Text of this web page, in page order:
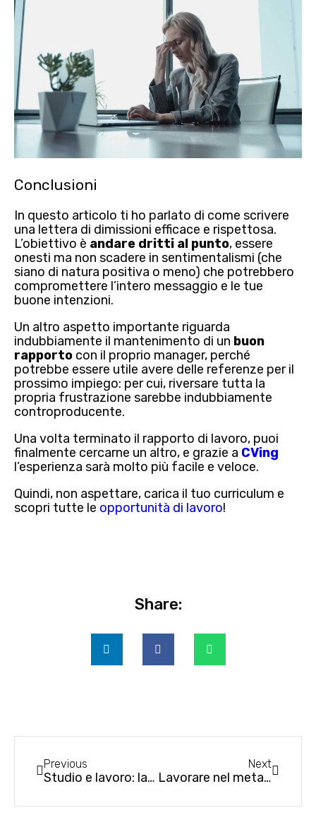
Conclusioni
In questo articolo ti ho parlato di come scrivere
una lettera di dimissioni efficace e rispettosa.
L’obiettivo è andare dritti al punto, essere
onesti ma non scadere in sentimentalismi (che
siano di natura positiva o meno) che potrebbero
compromettere l’intero messaggio e le tue
buone intenzioni.
Un altro aspetto importante riguarda
indubbiamente il mantenimento di un buon
rapporto con il proprio manager, perché
potrebbe essere utile avere delle referenze per il
prossimo impiego: per cui, riversare tutta la
propria frustrazione sarebbe indubbiamente
controproducente.
Una volta terminato il rapporto di lavoro, puoi
finalmente cercarne un altro, e grazie a CVing
l’esperienza sarà molto più facile e veloce.
Quindi, non aspettare, carica il tuo curriculum e
scopri tutte le opportunità di lavoro!
Share:
Previous
Studio e lavoro: laurearsi conviene ancora
Next
Lavorare nel metaverso: prospettive e opportunità di un futuro ormai presente